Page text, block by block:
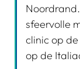
sfeervolle
clinic op
op de